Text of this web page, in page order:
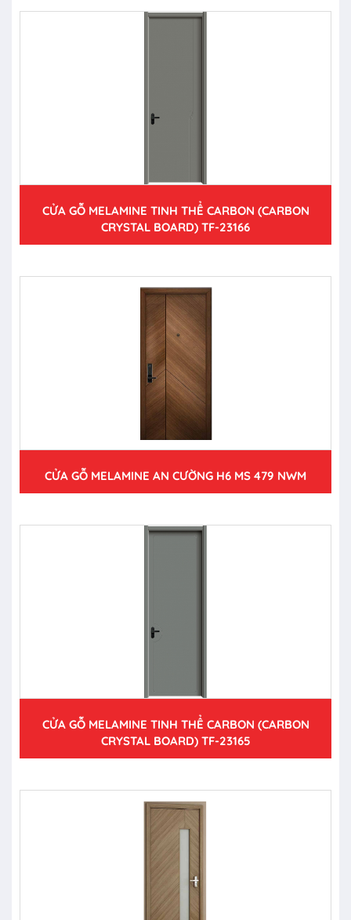
CỬA GỖ MELAMINE TINH THỂ CARBON (CARBON
CRYSTAL BOARD) TF-23166
CỬA GỖ MELAMINE AN CƯỜNG H6 MS 479 NWM
CỬA GỖ MELAMINE TINH THỂ CARBON (CARBON
CRYSTAL BOARD) TF-23165